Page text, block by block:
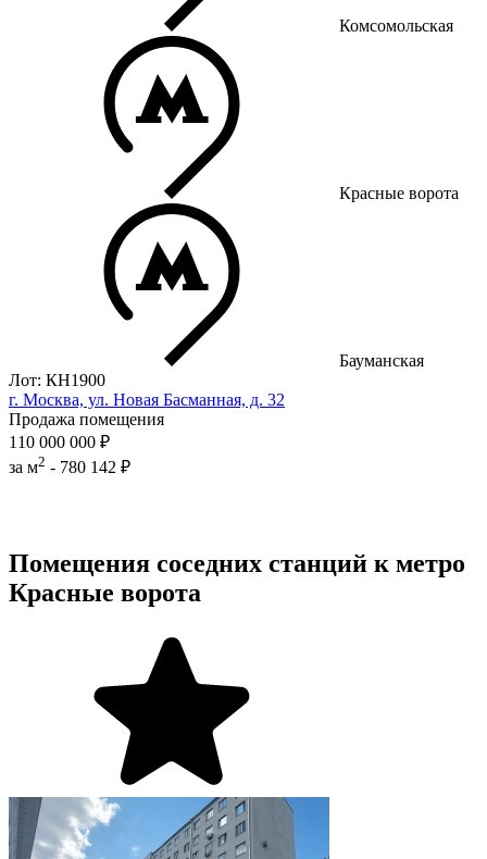
Комсомольская
Красные ворота
Бауманская
Лот: КН1900
г. Москва, ул. Новая Басманная, д. 32
Продажа помещения
110 000 000 ₽
за м2 - 780 142 ₽
Помещения соседних станций к метро
Красные ворота